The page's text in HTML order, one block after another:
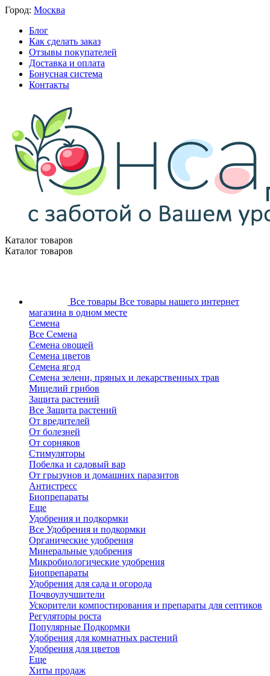
Город: Москва
Блог
Как сделать заказ
Отзывы покупателей
Доставка и оплата
Бонусная система
Контакты
Каталог товаров
Каталог товаров
Все товары Все товары нашего интернет
магазина в одном месте
Семена
Все Семена
Семена овощей
Семена цветов
Семена ягод
Семена зелени, пряных и лекарственных трав
Мицелий грибов
Защита растений
Все Защита растений
От вредителей
От болезней
От сорняков
Стимуляторы
Побелка и садовый вар
От грызунов и домашних паразитов
Антистресс
Биопрепараты
Еще
Удобрения и подкормки
Все Удобрения и подкормки
Органические удобрения
Минеральные удобрения
Микробиологические удобрения
Биопрепараты
Удобрения для сада и огорода
Почвоулучшители
Ускорители компостирования и препараты для септиков
Регуляторы роста
Популярные Подкормки
Удобрения для комнатных растений
Удобрения для цветов
Еще
Хиты продаж